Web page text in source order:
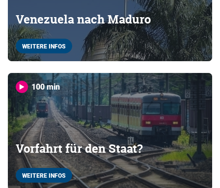
Venezuela nach Maduro
WEITERE INFOS
100 min
Vorfahrt für den Staat?
WEITERE INFOS